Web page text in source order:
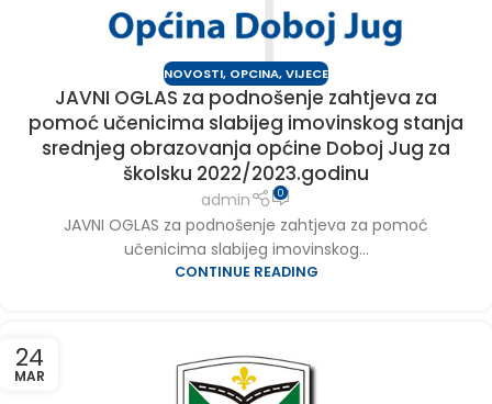
NOVOSTI, OPCINA,VIJECE
JAVNI OGLAS za podnošenje zahtjeva za
pomoć učenicima slabijeg imovinskog stanja
srednjeg obrazovanja općine Doboj Jug za
školsku 2022/2023.godinu
admin 0
JAVNI OGLAS za podnošenje zahtjeva za pomoć
učenicima slabijeg imovinskog...
CONTINUE READING
24
MAR